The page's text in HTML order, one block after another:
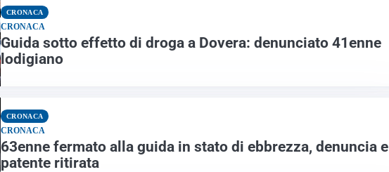
CRONACA
CRONACA
Guida sotto effetto di droga a Dovera: denunciato 41enne
lodigiano
CRONACA
CRONACA
63enne fermato alla guida in stato di ebbrezza, denuncia e
patente ritirata